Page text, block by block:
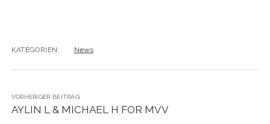
KATEGORIEN: News
VORHERIGER BEITRAG
AYLIN L & MICHAEL H FOR MVV